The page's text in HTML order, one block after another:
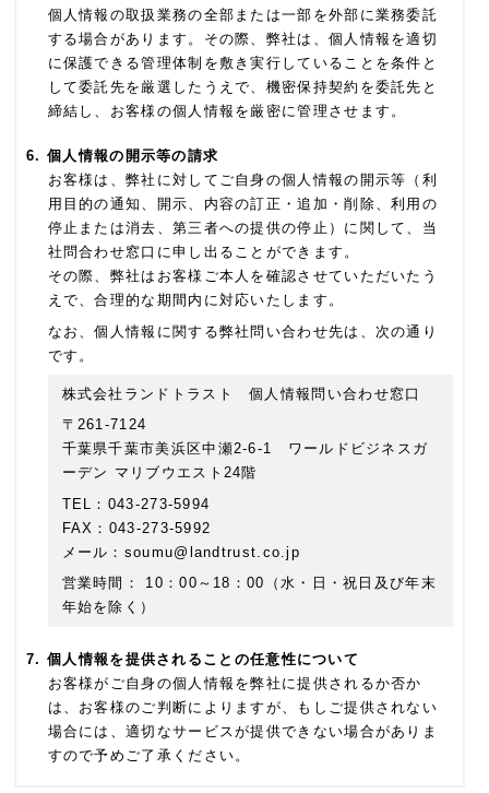
個人情報の取扱業務の全部または一部を外部に業務委託
する場合があります。その際、弊社は、個人情報を適切
に保護できる管理体制を敷き実行していることを条件と
して委託先を厳選したうえで、機密保持契約を委託先と
締結し、お客様の個人情報を厳密に管理させます。
個人情報の開示等の請求
お客様は、弊社に対してご自身の個人情報の開示等（利
用目的の通知、開示、内容の訂正・追加・削除、利用の
停止または消去、第三者への提供の停止）に関して、当
社問合わせ窓口に申し出ることができます。
その際、弊社はお客様ご本人を確認させていただいたう
えで、合理的な期間内に対応いたします。
なお、個人情報に関する弊社問い合わせ先は、次の通り
です。
株式会社ランドトラスト 個人情報問い合わせ窓口
〒261-7124
千葉県千葉市美浜区中瀬2-6-1 ワールドビジネスガ
ーデン マリブウエスト24階
TEL：043-273-5994
FAX：043-273-5992
メール：soumu@landtrust.co.jp
営業時間： 10：00～18：00（水・日・祝日及び年末
年始を除く）
個人情報を提供されることの任意性について
お客様がご自身の個人情報を弊社に提供されるか否か
は、お客様のご判断によりますが、もしご提供されない
場合には、適切なサービスが提供できない場合がありま
すので予めご了承ください。